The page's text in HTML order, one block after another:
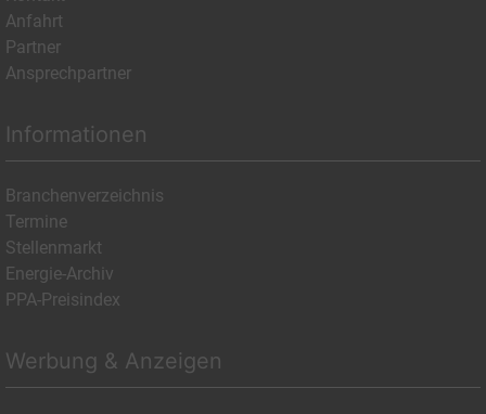
Anfahrt
Partner
Ansprechpartner
Informationen
Branchenverzeichnis
Termine
Stellenmarkt
Energie-Archiv
PPA-Preisindex
Werbung & Anzeigen